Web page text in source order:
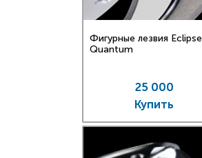
Фигурные лезвия Eclipse
Quantum
25 000
Купить